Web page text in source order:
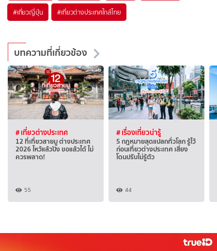
#เที่ยวญี่ปุ่น #เที่ยวต่างประเทศใกล้ไทย
บทความที่เกี่ยวข้อง
# เที่ยวต่างประเทศ
12 ที่เที่ยวสายมู ต่างประเทศ
2026 ไหว้แล้วปัง ขอแล้วได้ ไม่
ควรพลาด!
55
# เรื่องเที่ยวน่ารู้
5 กฎหมายสุดแปลกทั่วโลก รู้ไว้
ก่อนเที่ยวต่างประเทศ เสี่ยง
โดนปรับไม่รู้ตัว
44